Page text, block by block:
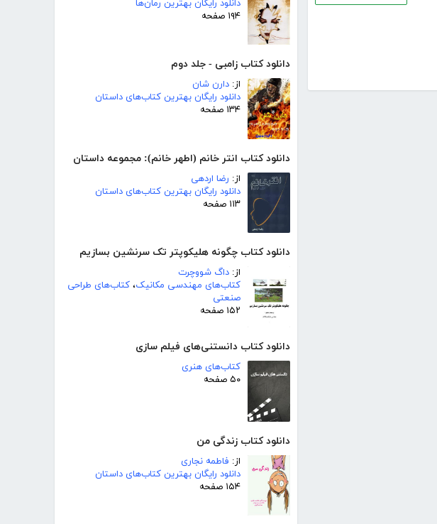
دانلود رایگان بهترین رمان‌ها
۱۹۴ صفحه
دانلود کتاب زامبی - جلد دوم
از: دارن شان
دانلود رایگان بهترین کتاب‌های داستان
۱۳۴ صفحه
دانلود کتاب انتر خانم (اطهر خانم): مجموعه داستان
از: رضا اردهی
دانلود رایگان بهترین کتاب‌های داستان
۱۱۳ صفحه
دانلود کتاب چگونه هلیکوپتر تک سرنشین بسازیم
از: داگ شووچرت
کتاب‌های مهندسی مکانیک، کتاب‌های طراحی
صنعتی
۱۵۲ صفحه
دانلود کتاب دانستنی‌های فیلم سازی
کتاب‌های هنری
۵۰ صفحه
دانلود کتاب زندگی من
از: فاطمه نجاری
دانلود رایگان بهترین کتاب‌های داستان
۱۵۴ صفحه